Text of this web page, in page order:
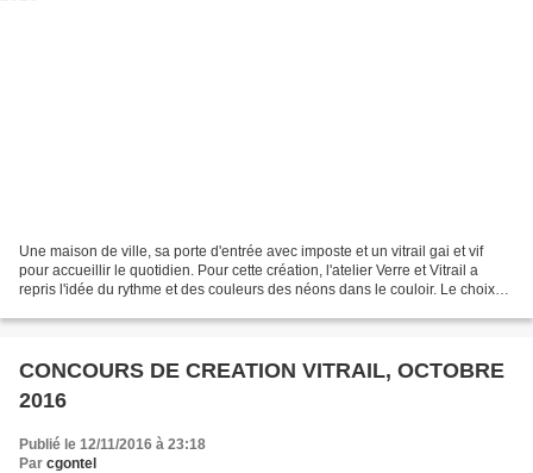
Une maison de ville, sa porte d'entrée avec imposte et un vitrail gai et vif
pour accueillir le quotidien. Pour cette création, l'atelier Verre et Vitrail a
repris l'idée du rythme et des couleurs des néons dans le couloir. Le choix
CONCOURS DE CREATION VITRAIL, OCTOBRE
2016
Publié le 12/11/2016 à 23:18
Par cgontel